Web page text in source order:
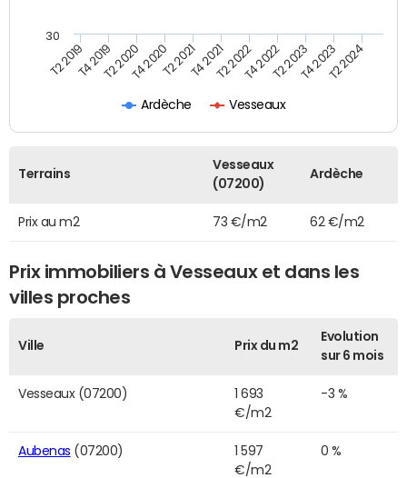
Ardèche Vesseaux
T2 2019T4 2019T2 2020T4 2020T2 2021T4 2021T2 2022T4 2022T2 2023T4 2023T2 2024
30
Terrains
Vesseaux
(07200)
Ardèche
Prix au m2 73 €/m2 62 €/m2
Prix immobiliers à Vesseaux et dans les
villes proches
Ville Prix du m2
Evolution
sur 6 mois
Vesseaux (07200)
1 693
€/m2
-3 %
Aubenas (07200)
1 597
€/m2
0 %